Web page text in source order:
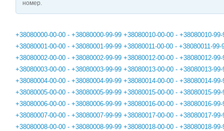
номер.
+38080000-00-00 - +38080000-99-99
+38080001-00-00 - +38080001-99-99
+38080002-00-00 - +38080002-99-99
+38080003-00-00 - +38080003-99-99
+38080004-00-00 - +38080004-99-99
+38080005-00-00 - +38080005-99-99
+38080006-00-00 - +38080006-99-99
+38080007-00-00 - +38080007-99-99
+38080008-00-00 - +38080008-99-99
+38080010-00-00 - +38080010-99-
+38080011-00-00 - +38080011-99-
+38080012-00-00 - +38080012-99-
+38080013-00-00 - +38080013-99-
+38080014-00-00 - +38080014-99-
+38080015-00-00 - +38080015-99-
+38080016-00-00 - +38080016-99-
+38080017-00-00 - +38080017-99-
+38080018-00-00 - +38080018-99-